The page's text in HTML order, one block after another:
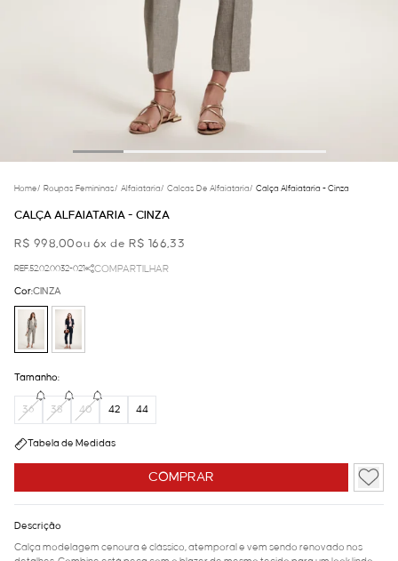
Home/ Roupas Femininas/ Alfaiataria/ Calcas De Alfaiataria/ Calça Alfaiataria - Cinza
CALÇA ALFAIATARIA - CINZA
R$ 998,00ou 6x de R$ 166,33
REF.52.02.0032-021 COMPARTILHAR
COMPRAR
Cor:CINZA
Tamanho:
36 38 40 42 44
Tabela de Medidas
Descrição
Calça modelagem cenoura é clássico, atemporal e vem sendo renovado nos